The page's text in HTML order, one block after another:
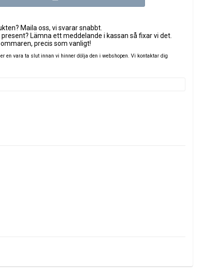
Maila oss, vi svarar snabbt.
Lämna ett meddelande i kassan så fixar vi det.
precis som vanligt!
en vara ta slut innan vi hinner dölja den i webshopen. Vi kontaktar dig